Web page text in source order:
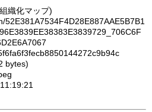
織化マップ)
52E381A7534F4D28E887AAE5B7B1
bytes)